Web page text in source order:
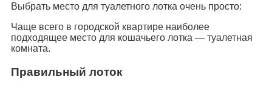
Выбрать место для туалетного лотка очень просто:
Чаще всего в городской квартире наиболее
подходящее место для кошачьего лотка — туалетная
комната.
Правильный лоток